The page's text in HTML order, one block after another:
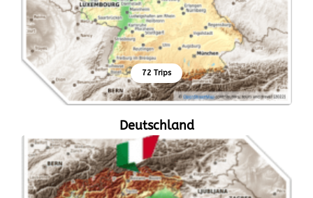
72 Trips
Deutschland